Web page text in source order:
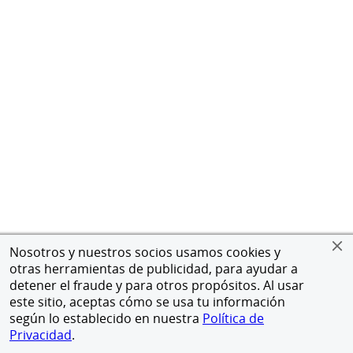
Nosotros y nuestros socios usamos cookies y
otras herramientas de publicidad, para ayudar a
detener el fraude y para otros propósitos. Al usar
este sitio, aceptas cómo se usa tu información
según lo establecido en nuestra Política de
Privacidad.